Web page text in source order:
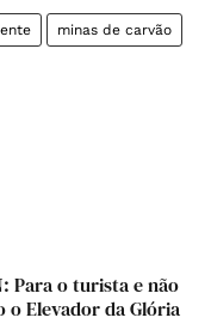
minas de carvão
Para o turista e não
o Elevador da Glória